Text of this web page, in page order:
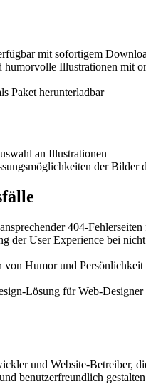
mit sofortigem
humorvolle Illustrationen mit
Paket herunterladbar
an Illustrationen
der Bilder
404-
der User Experience bei
von Humor und Persönlichkeit
Lösung für Web-Designer
und Website-Betreiber,
benutzerfreundlich